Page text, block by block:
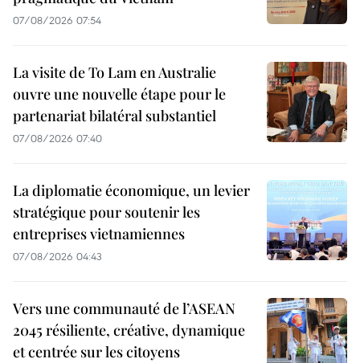
07/08/2026 07:54
La visite de To Lam en Australie
ouvre une nouvelle étape pour le
partenariat bilatéral substantiel
07/08/2026 07:40
La diplomatie économique, un levier
stratégique pour soutenir les
entreprises vietnamiennes
07/08/2026 04:43
Vers une communauté de l’ASEAN
2045 résiliente, créative, dynamique
et centrée sur les citoyens